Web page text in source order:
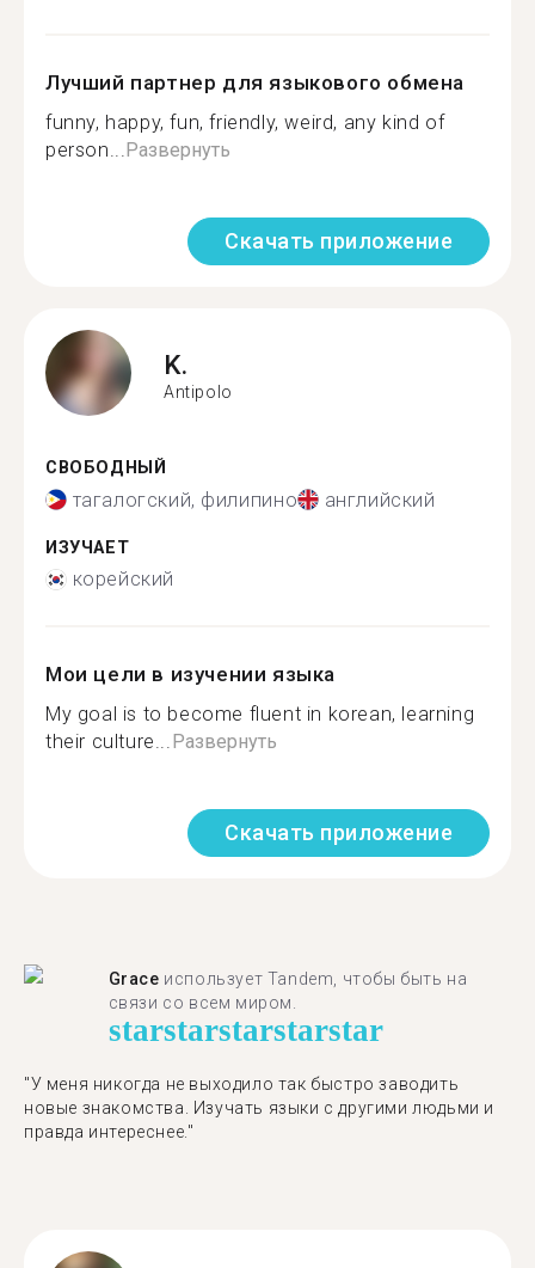
Лучший партнер для языкового обмена
funny, happy, fun, friendly, weird, any kind of
person...Развернуть
Скачать приложение
K.
Antipolo
СВОБОДНЫЙ
тагалогский, филипино английский
ИЗУЧАЕТ
корейский
Мои цели в изучении языка
My goal is to become fluent in korean, learning
their culture...Развернуть
Скачать приложение
Grace использует Tandem, чтобы быть на
связи со всем миром.
starstarstarstarstar
"У меня никогда не выходило так быстро заводить
новые знакомства. Изучать языки с другими людьми и
правда интереснее."